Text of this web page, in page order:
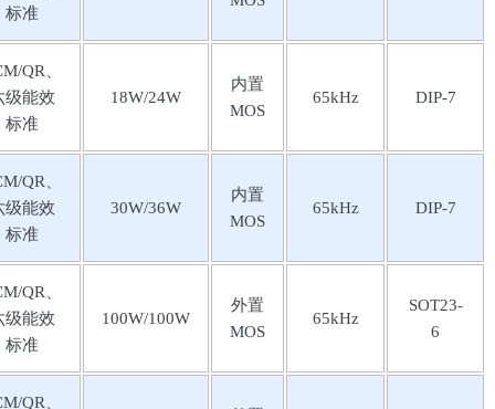
标准
QR、
级能效
标准
18W/24W
内置
MOS
65kHz DIP-7
QR、
级能效
标准
30W/36W
内置
MOS
65kHz DIP-7
QR、
级能效
标准
100W/100W
外置
MOS
65kHz
SOT23-
6
QR、